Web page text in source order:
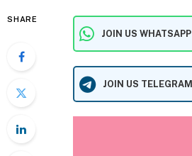
SHARE
JOIN US WHATSAPP
JOIN US TELEGRAM